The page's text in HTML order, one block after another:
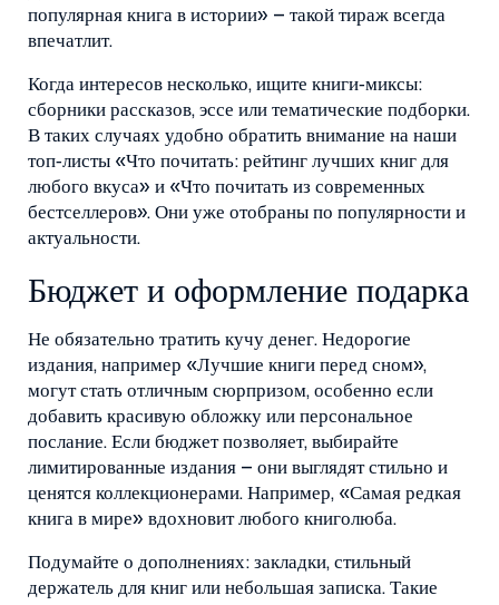
популярная книга в истории» – такой тираж всегда
впечатлит.
Когда интересов несколько, ищите книги‑миксы:
сборники рассказов, эссе или тематические подборки.
В таких случаях удобно обратить внимание на наши
топ‑листы «Что почитать: рейтинг лучших книг для
любого вкуса» и «Что почитать из современных
бестселлеров». Они уже отобраны по популярности и
актуальности.
Бюджет и оформление подарка
Не обязательно тратить кучу денег. Недорогие
издания, например «Лучшие книги перед сном»,
могут стать отличным сюрпризом, особенно если
добавить красивую обложку или персональное
послание. Если бюджет позволяет, выбирайте
лимитированные издания – они выглядят стильно и
ценятся коллекционерами. Например, «Самая редкая
книга в мире» вдохновит любого книголюба.
Подумайте о дополнениях: закладки, стильный
держатель для книг или небольшая записка. Такие